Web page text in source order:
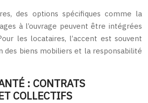
des options spécifiques comme la
à l’ouvrage peuvent être intégrées
les locataires, l’accent est souvent
des biens mobiliers et la responsabilité
: CONTRATS
COLLECTIFS